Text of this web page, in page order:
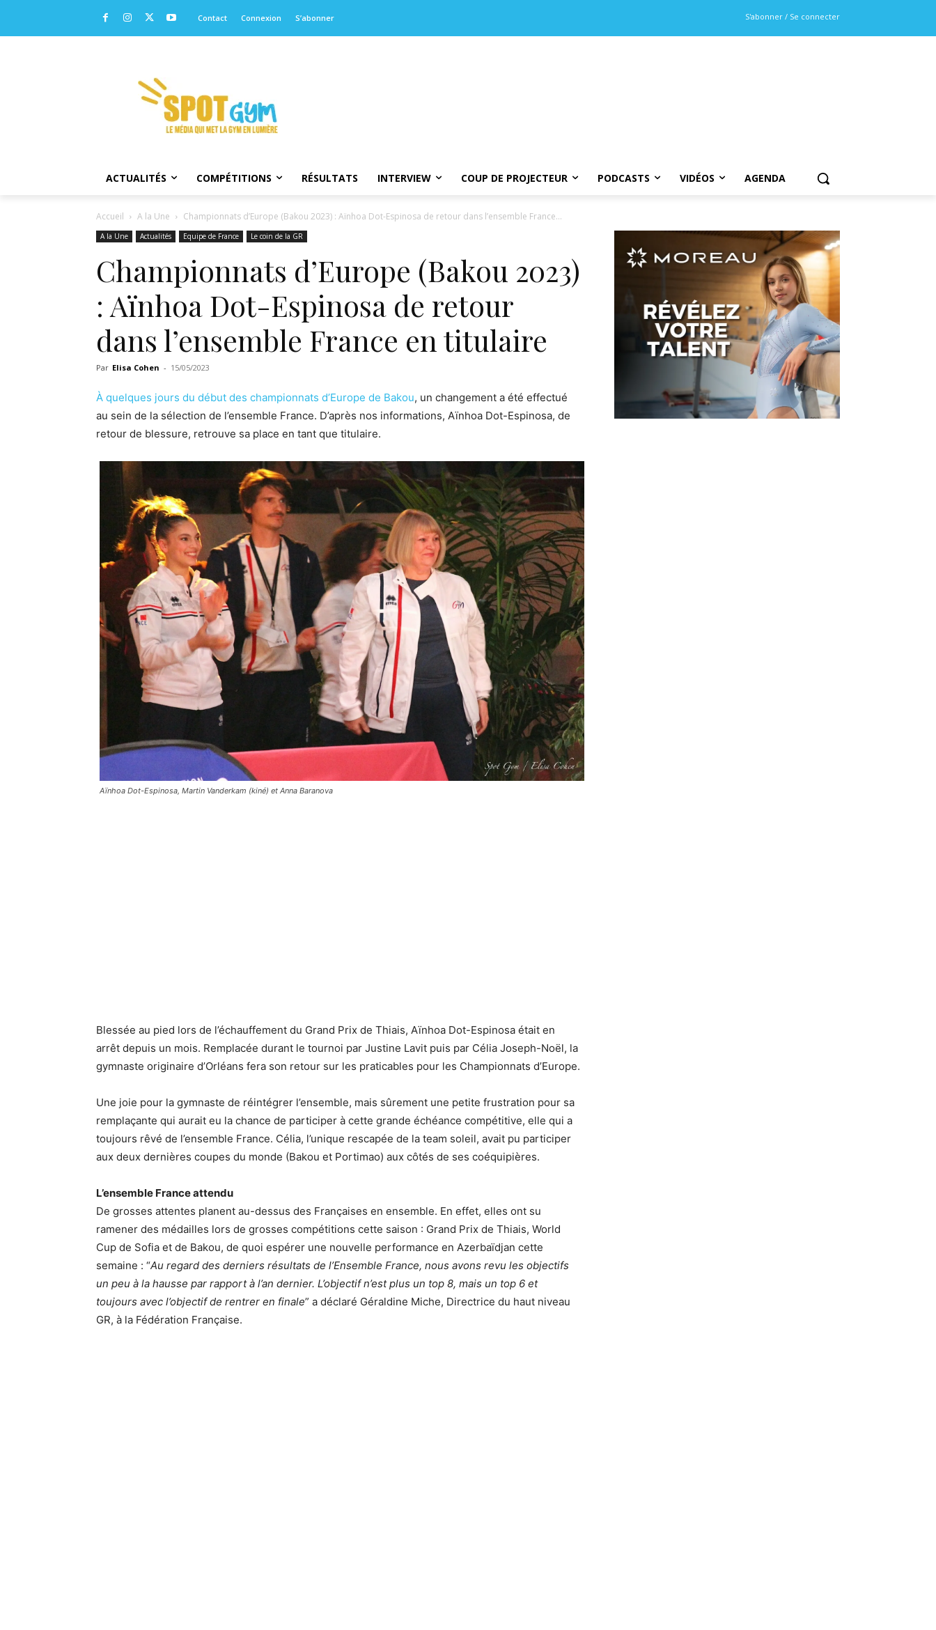
S'abonner / Se connecter
Contact Connexion S’abonner
ACTUALITÉS COMPÉTITIONS RÉSULTATS INTERVIEW COUP DE PROJECTEUR PODCASTS VIDÉOS AGENDA
Accueil A la Une Championnats d’Europe (Bakou 2023) : Aïnhoa Dot-Espinosa de retour dans l’ensemble France...
A la Une Actualités Equipe de France Le coin de la GR
Championnats d’Europe (Bakou 2023)
: Aïnhoa Dot-Espinosa de retour
dans l’ensemble France en titulaire
Par Elisa Cohen - 15/05/2023
À quelques jours du début des championnats d’Europe de Bakou, un changement a été effectué
au sein de la sélection de l’ensemble France. D’après nos informations, Aïnhoa Dot-Espinosa, de
retour de blessure, retrouve sa place en tant que titulaire.
Aïnhoa Dot-Espinosa, Martin Vanderkam (kiné) et Anna Baranova
Blessée au pied lors de l’échauffement du Grand Prix de Thiais, Aïnhoa Dot-Espinosa était en
arrêt depuis un mois. Remplacée durant le tournoi par Justine Lavit puis par Célia Joseph-Noël, la
gymnaste originaire d’Orléans fera son retour sur les praticables pour les Championnats d’Europe.
Une joie pour la gymnaste de réintégrer l’ensemble, mais sûrement une petite frustration pour sa
remplaçante qui aurait eu la chance de participer à cette grande échéance compétitive, elle qui a
toujours rêvé de l’ensemble France. Célia, l’unique rescapée de la team soleil, avait pu participer
aux deux dernières coupes du monde (Bakou et Portimao) aux côtés de ses coéquipières.
L’ensemble France attendu
De grosses attentes planent au-dessus des Françaises en ensemble. En effet, elles ont su
ramener des médailles lors de grosses compétitions cette saison : Grand Prix de Thiais, World
Cup de Sofia et de Bakou, de quoi espérer une nouvelle performance en Azerbaïdjan cette
semaine : “Au regard des derniers résultats de l’Ensemble France, nous avons revu les objectifs
un peu à la hausse par rapport à l’an dernier. L’objectif n’est plus un top 8, mais un top 6 et
toujours avec l’objectif de rentrer en finale” a déclaré Géraldine Miche, Directrice du haut niveau
GR, à la Fédération Française.